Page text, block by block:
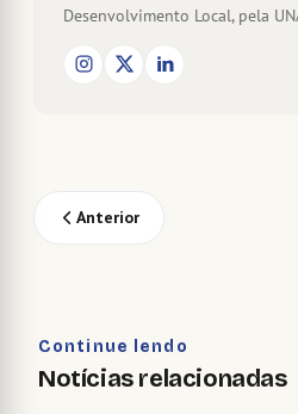
Desenvolvimento Local, pela
Anterior
Continue lendo
Notícias relacionadas